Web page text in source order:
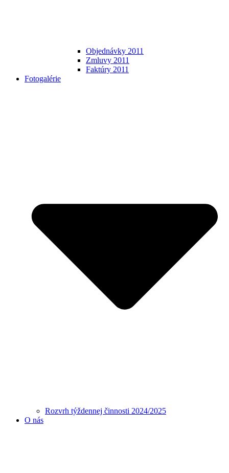
Objednávky 2011
Zmluvy 2011
Faktúry 2011
Fotogalérie
Rozvrh týždennej činnosti 2024/2025
O nás